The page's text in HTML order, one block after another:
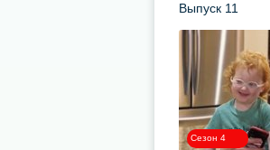
Выпуск 11
Сезон 4